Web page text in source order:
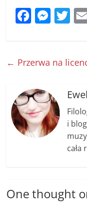
F
e
o
o
k
M
e
g
er
T
er
← Przerwa na
i
cała
One thought